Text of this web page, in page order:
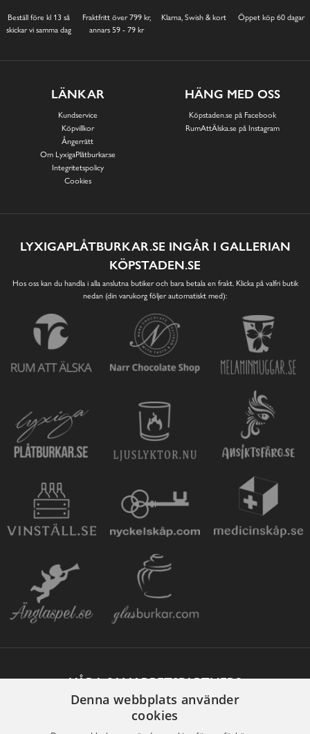
Beställ före kl 13 så
skickar vi samma dag
Fraktfritt över 799 kr,
annars 59 - 79 kr
Klarna, Swish & kort Öppet köp 60 dagar
LÄNKAR
Kundservice
Köpvillkor
Ångerrätt
Om LyxigaPlåtburkar.se
Integritetspolicy
Cookies
HÄNG MED OSS
Köpstaden.se på Facebook
RumAttÄlska.se på Instagram
LYXIGAPLÅTBURKAR.SE INGÅR I GALLERIAN
KÖPSTADEN.SE
Hos oss kan du handla i alla anslutna butiker och bara betala en frakt. Klicka på valfri butik
nedan (din varukorg följer automatiskt med):
VÅRA SAMARBETSPARTNERS
Denna webbplats använder
cookies